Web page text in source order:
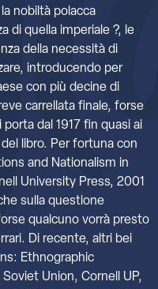
nobiltà polacca
di quella imperiale ?, le
della necessità di
introducendo per
con più decine di
carrellata finale, forse
dal 1917 fin quasi ai
libro. Per fortuna con
and Nationalism in
University Press, 2001
sulla questione
qualcuno vorrà presto
Di recente, altri bei
Ethnographic
Union, Cornell UP,